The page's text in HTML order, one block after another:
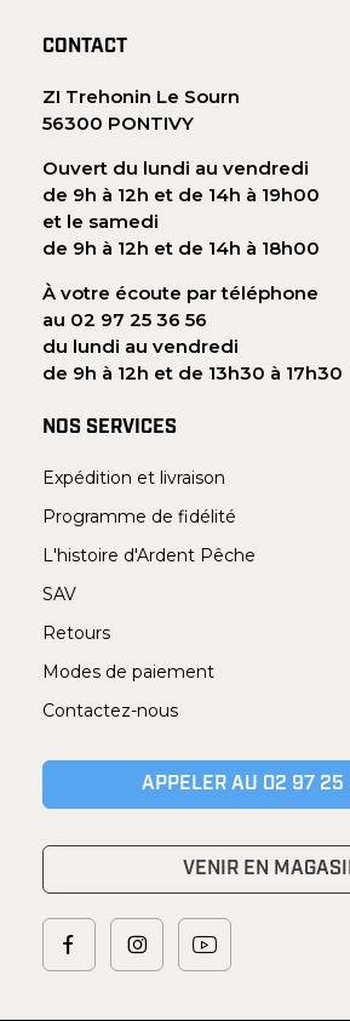
CONTACT
ZI Trehonin Le Sourn
56300 PONTIVY
Ouvert du lundi au vendredi
de 9h à 12h et de 14h à 19h00
et le samedi
de 9h à 12h et de 14h à 18h00
À votre écoute par téléphone
au 02 97 25 36 56
du lundi au vendredi
de 9h à 12h et de 13h30 à 17h30
NOS SERVICES
Expédition et livraison
Programme de fidélité
L'histoire d'Ardent Pêche
SAV
Retours
Modes de paiement
Contactez-nous
APPELER AU 02 97
VENIR EN